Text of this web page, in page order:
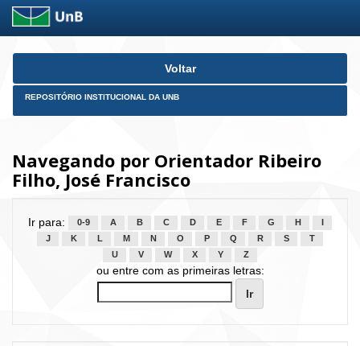
Skip
Voltar
REPOSITÓRIO INSTITUCIONAL DA UNB
Navegando por Orientador Ribeiro
Filho, José Francisco
Ir para: 0-9 A B C D E F G H
J
K L M N O P Q R S
T
U
V W X Y Z
ou entre com as primeiras letras: